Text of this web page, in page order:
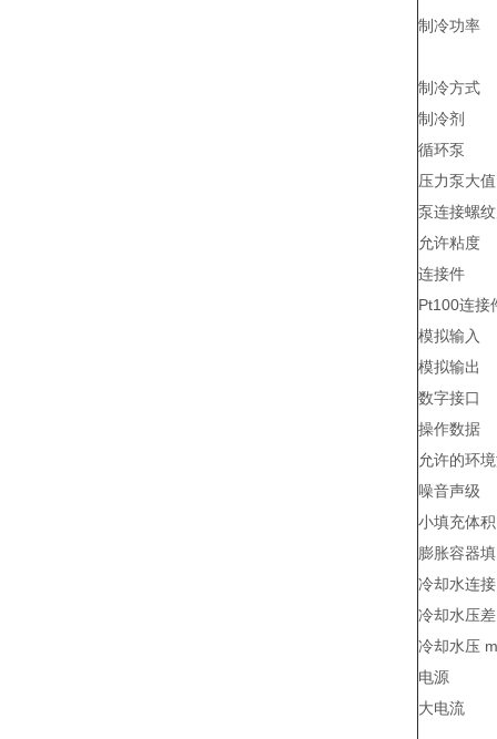
制冷功率
制冷方式
制冷剂
循环泵
压力泵大
泵连接螺
允许粘度
连接件
Pt100连接
模拟输入
模拟输出
数字接口
操作数据
允许的环
噪音声级
小填充体积
膨胀容器
冷却水连接
冷却水压
冷却水压
电源
大电流